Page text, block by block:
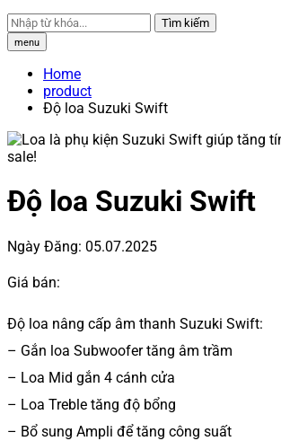
Tìm kiếm
menu
Home
product
Độ loa Suzuki Swift
sale!
Độ loa Suzuki Swift
Ngày Đăng: 05.07.2025
Giá bán:
Độ loa nâng cấp âm thanh Suzuki Swift:
– Gắn loa Subwoofer tăng âm trầm
– Loa Mid gắn 4 cánh cửa
– Loa Treble tăng độ bổng
– Bổ sung Ampli để tăng công suất